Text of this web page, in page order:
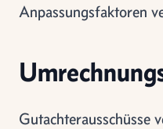
Anpassungsfaktoren
Gutachterausschüsse